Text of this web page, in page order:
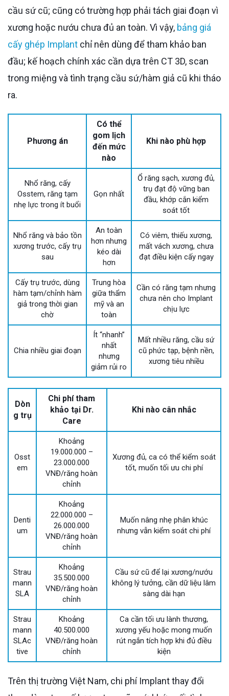
cầu sứ cũ; cũng có trường hợp phải tách giai đoạn vì
xương hoặc nướu chưa đủ an toàn. Vì vậy, bảng giá
cấy ghép Implant chỉ nên dùng để tham khảo ban
đầu; kế hoạch chính xác cần dựa trên CT 3D, scan
trong miệng và tình trạng cầu sứ/hàm giả cũ khi tháo
ra.
Phương án
Có thể
gom lịch
đến mức
nào
Khi nào phù hợp
Nhổ răng, cấy
Osstem, răng tạm
nhẹ lực trong ít buổi
Gọn nhất
Ổ răng sạch, xương đủ,
trụ đạt độ vững ban
đầu, khớp cắn kiểm
soát tốt
Nhổ răng và bảo tồn
xương trước, cấy trụ
sau
An toàn
hơn nhưng
kéo dài
hơn
Có viêm, thiếu xương,
mất vách xương, chưa
đạt điều kiện cấy ngay
Cấy trụ trước, dùng
hàm tạm/chỉnh hàm
giả trong thời gian
chờ
Trung hòa
giữa thẩm
mỹ và an
toàn
Cần có răng tạm nhưng
chưa nên cho Implant
chịu lực
Chia nhiều giai đoạn
Ít “nhanh”
nhất
nhưng
giảm rủi ro
Mất nhiều răng, cầu sứ
cũ phức tạp, bệnh nền,
xương tiêu nhiều
Dòn
g trụ
Chi phí tham
khảo tại Dr.
Care
Khi nào cân nhắc
Osst
em
Khoảng
19.000.000 –
23.000.000
VNĐ/răng hoàn
chỉnh
Xương đủ, ca có thể kiểm soát
tốt, muốn tối ưu chi phí
Denti
um
Khoảng
22.000.000 –
26.000.000
VNĐ/răng hoàn
chỉnh
Muốn nâng nhẹ phân khúc
nhưng vẫn kiểm soát chi phí
Strau
mann
SLA
Khoảng
35.500.000
VNĐ/răng hoàn
chỉnh
Cầu sứ cũ để lại xương/nướu
không lý tưởng, cần dữ liệu lâm
sàng dài hạn
Strau
mann
SLAc
tive
Khoảng
40.500.000
VNĐ/răng hoàn
chỉnh
Ca cần tối ưu lành thương,
xương yếu hoặc mong muốn
rút ngắn tích hợp khi đủ điều
kiện
Trên thị trường Việt Nam, chi phí Implant thay đổi